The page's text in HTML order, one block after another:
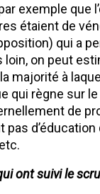
exemple que
étaient de
qui a
loin, on peut
majorité à
règne sur
de
d’éducation
ont suivi le